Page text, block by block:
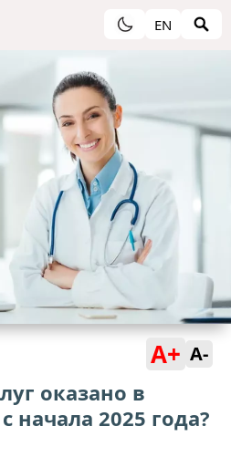
EN
A+ A-
оказано в
начала 2025 года?